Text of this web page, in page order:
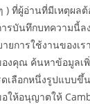
ที่ผู้อ่านที่มีเหตุผลต้
รบันทึกบทความนี้
การใช้งานของเร
คุณ ค้นหาข้อมูลเพิ่
เลือกหนึ่งรูปแบบ
ห้อนุญาตให้